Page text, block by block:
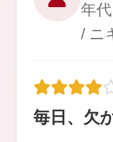
年
/ ニ
毎日、欠